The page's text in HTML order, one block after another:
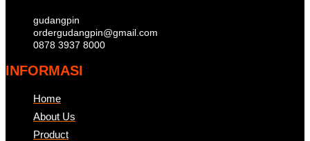
gudangpin
ordergudangpin@gmail.com
0878 3937 8000
INFORMASI
Home
About Us
Product